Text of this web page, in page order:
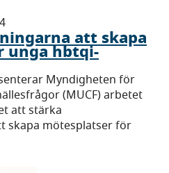
att skapa
unga hbtqi-
Myndigheten för
(MUCF) arbetet
att stärka
skapa mötesplatser för